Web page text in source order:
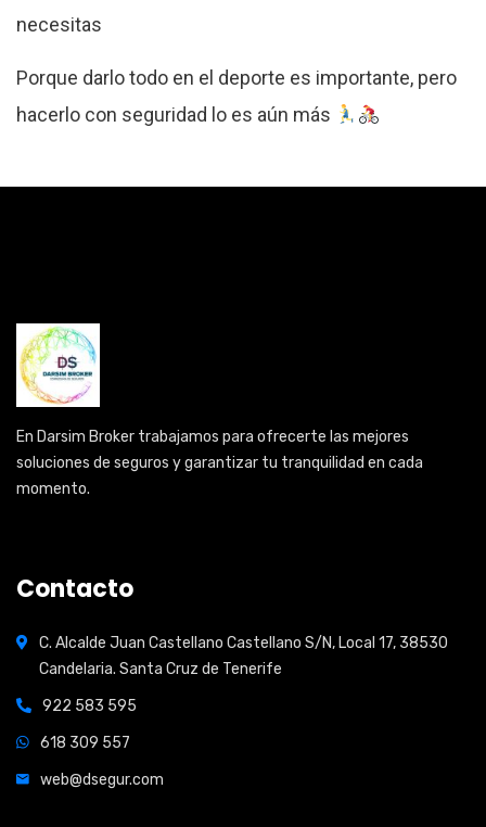
necesitas
Porque darlo todo en el deporte es importante, pero
hacerlo con seguridad lo es aún más
En Darsim Broker trabajamos para ofrecerte las mejores
soluciones de seguros y garantizar tu tranquilidad en cada
momento.
Contacto
C. Alcalde Juan Castellano Castellano S/N, Local 17, 38530
Candelaria. Santa Cruz de Tenerife
922 583 595
618 309 557
web@dsegur.com